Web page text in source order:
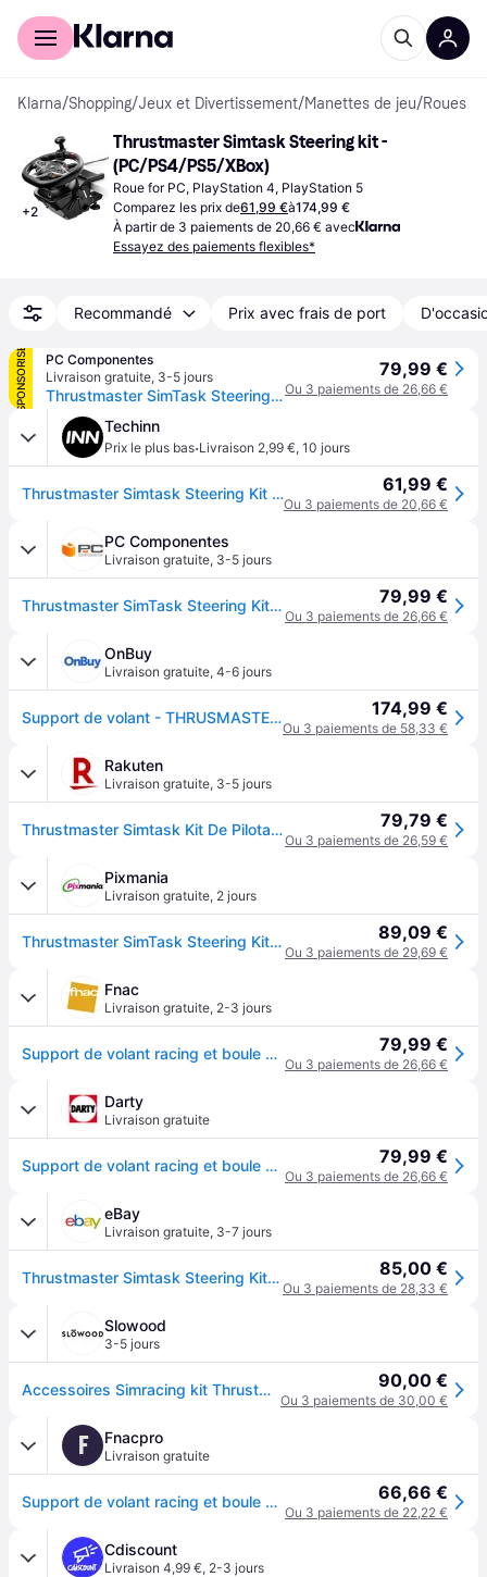
Acheter avec Klarna
Klarna/Shopping/Jeux et Divertissement/Manettes de jeu/Roues
+2
Thrustmaster Simtask Steering kit -
(PC/PS4/PS5/XBox)
Roue for PC, PlayStation 4, PlayStation 5
Comparez les prix de61,99 €à174,99 €
À partir de 3 paiements de 20,66 € avec
Essayez des paiements flexibles*
Recommandé Prix avec frais de port
SPONSORISÉ
PC Componentes
Livraison gratuite, 3-5 jours
Thrustmaster SimTask Steering Kit, Support De Volant Racing Et Boule De Manœuvre Pour Conduite De Poids Lourds, Compatible T128 & T248
79,99 €
Ou 3 paiements de 26,66 €
Techinn
Prix le plus bas·Livraison 2,99 €, 10 jours
Thrustmaster Simtask Steering Kit Steering Wheel Support Argenté 61,99 €
Ou 3 paiements de 20,66 €
PC Componentes
Livraison gratuite, 3-5 jours
Thrustmaster SimTask Steering Kit, Support De Volant Racing Et Boule De Manœuvre Pour Conduite De Poids Lourds, Compatible T128 & T248 79,99 €
Ou 3 paiements de 26,66 €
OnBuy
Livraison gratuite, 4-6 jours
Support de volant - THRUSMASTER - SimTask Steering Kit + boule de manœuvre - Noir - Compatible T128 & T248 4060302 174,99 €
Ou 3 paiements de 58,33 €
Rakuten
Livraison gratuite, 3-5 jours
Thrustmaster Simtask Kit De Pilotage Pc / Xbox, Ps5 79,79 €
Ou 3 paiements de 26,59 €
Pixmania
Livraison gratuite, 2 jours
Thrustmaster SimTask Steering Kit, Support De Volant Racing Et Boule De Manœuvre Pour Conduite De Poids Lourds, Compatible T128 & T248 - Neuf - Gris 89,09 €
Ou 3 paiements de 29,69 €
Fnac
Livraison gratuite, 2-3 jours
Support de volant racing et boule de manouvre pour conduite de poids lourds Thrustmaster SimTask Noir 79,99 €
Ou 3 paiements de 26,66 €
Darty
Livraison gratuite
Support de volant racing et boule de manouvre pour conduite de poids lourds SimTask Noir 79,99 €
Ou 3 paiements de 26,66 €
eBay
Livraison gratuite, 3-7 jours
Thrustmaster Simtask Steering Kit – Support De Volant Et Pommeau Pour Simulateur 85,00 €
Ou 3 paiements de 28,33 €
Slowood
3-5 jours
Accessoires Simracing kit ThrustMaster SimTask Steering - Noir 90,00 €
Ou 3 paiements de 30,00 €
F Fnacpro
Livraison gratuite
Support de volant racing et boule de manouvre pour conduite de poids lourds Thrustmaster SimTask Noir 66,66 €
Ou 3 paiements de 22,22 €
Cdiscount
Livraison 4,99 €, 2-3 jours